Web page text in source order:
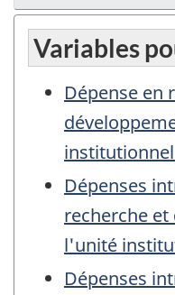
Variables
Dépense en
Dépenses
recherche
l'unité
Dépenses